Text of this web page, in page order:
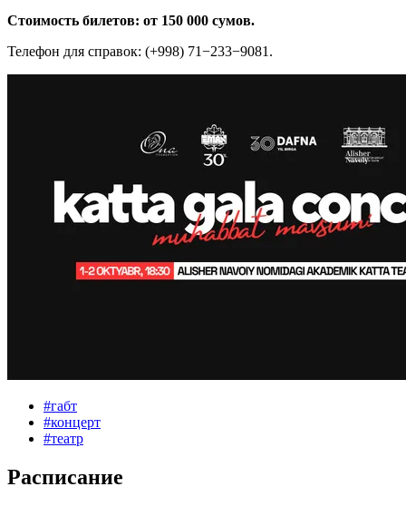
Стоимость билетов: от 150 000 сумов.
Телефон для справок: (+998) 71−233−9081.
#габт
#концерт
#театр
Расписание